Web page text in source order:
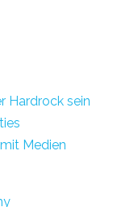
Hardrock sein
Medien